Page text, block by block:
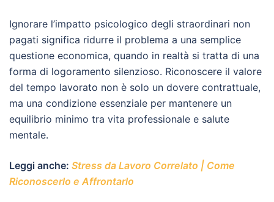
Ignorare l’impatto psicologico degli straordinari non
pagati significa ridurre il problema a una semplice
questione economica, quando in realtà si tratta di una
forma di logoramento silenzioso. Riconoscere il valore
del tempo lavorato non è solo un dovere contrattuale,
ma una condizione essenziale per mantenere un
equilibrio minimo tra vita professionale e salute
mentale.
Leggi anche: Stress da Lavoro Correlato | Come
Riconoscerlo e Affrontarlo